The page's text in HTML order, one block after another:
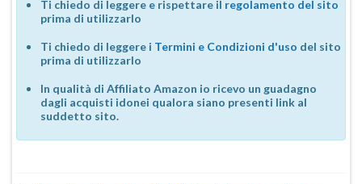
Ti chiedo di leggere e rispettare il regolamento del sito
prima di utilizzarlo
Ti chiedo di leggere i Termini e Condizioni d'uso del sito
prima di utilizzarlo
In qualità di Affiliato Amazon io ricevo un guadagno
dagli acquisti idonei qualora siano presenti link al
suddetto sito.